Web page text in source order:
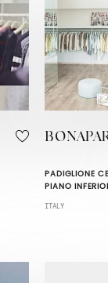
PADIGLIONE
PIANO
ITALY